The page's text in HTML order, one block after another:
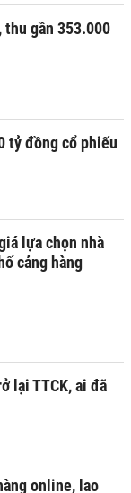
thu gần 353.000
tỷ đồng cổ phiếu
lựa chọn nhà
cảng hàng
lại TTCK, ai đã
online, lao